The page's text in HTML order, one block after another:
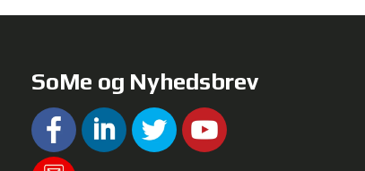
SoMe og Nyhedsbrev